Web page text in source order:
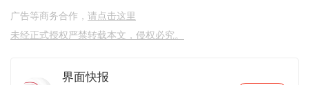
广告等商务合作， 请点击这里
未经正式授权严禁转载本文，侵权必究。
界面快报